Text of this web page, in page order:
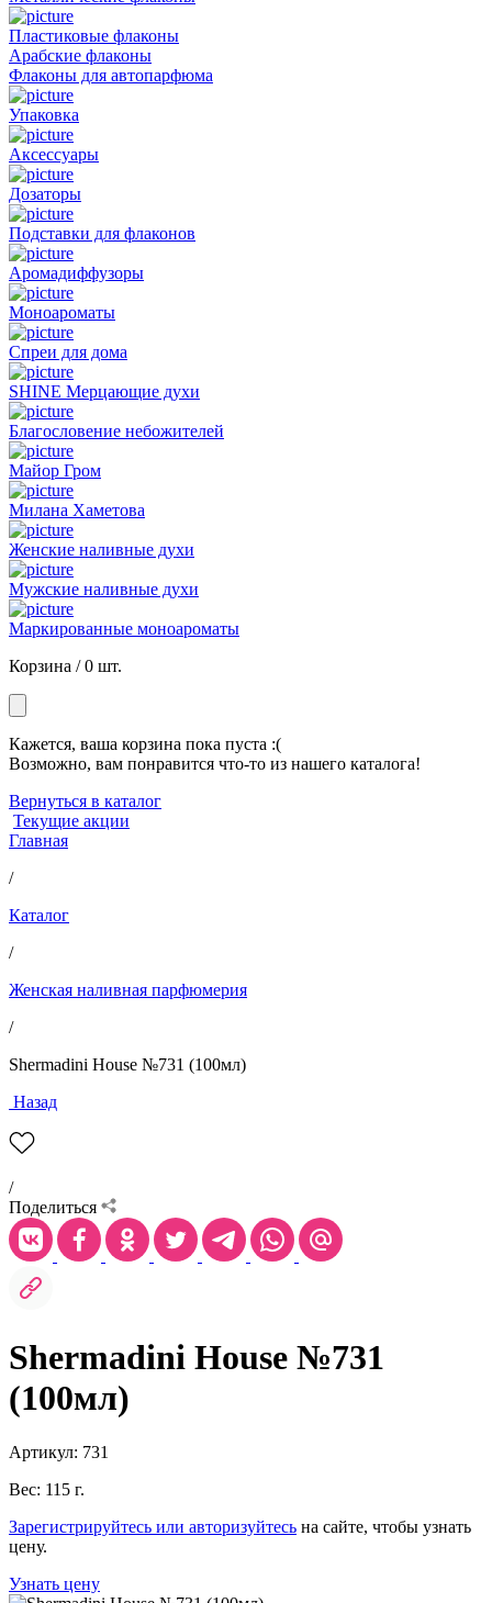
Пластиковые флаконы
Арабские флаконы
Флаконы для автопарфюма
Упаковка
Аксессуары
Дозаторы
Подставки для флаконов
Аромадиффузоры
Моноароматы
Спреи для дома
SHINE Мерцающие духи
Благословение небожителей
Майор Гром
Милана Хаметова
Женские наливные духи
Мужские наливные духи
Маркированные моноароматы
Корзина /0 шт.
Кажется, ваша корзина пока пуста :(
Возможно, вам понравится что-то из нашего каталога!
Вернуться в каталог
Текущие акции
Главная
/
Каталог
/
Женская наливная парфюмерия
/
Shermadini House №731 (100мл)
Назад
/
Поделиться
Shermadini House №731
(100мл)
Артикул: 731
Вес: 115 г.
Зарегистрируйтесь или авторизуйтесь на сайте, чтобы узнать
цену.
Узнать цену